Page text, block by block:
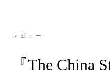
レビュー
『The China